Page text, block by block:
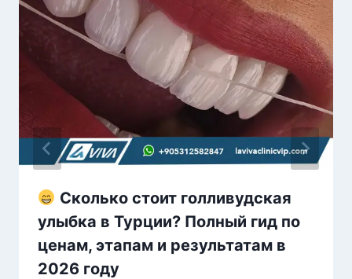
Сколько стоит голливудская
улыбка в Турции? Полный гид по
ценам, этапам и результатам в
2026 году